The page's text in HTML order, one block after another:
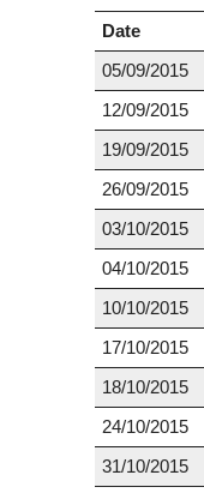
Date
05/09/2015
12/09/2015
19/09/2015
26/09/2015
03/10/2015
04/10/2015
10/10/2015
17/10/2015
18/10/2015
24/10/2015
31/10/2015